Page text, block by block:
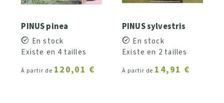
PINUS pinea
En stock
Existe en 4 tailles
À partir de 120,01 €
PINUS sylvestris
En stock
Existe en 2 tailles
À partir de 14,91 €